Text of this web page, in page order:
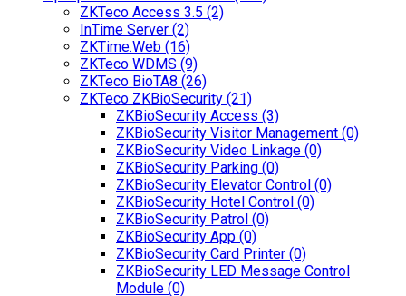
ZKTeco Access 3.5 (2)
InTime Server (2)
ZKTime.Web (16)
ZKTeco WDMS (9)
ZKTeco BioTA8 (26)
ZKTeco ZKBioSecurity (21)
ZKBioSecurity Access (3)
ZKBioSecurity Visitor Management (0)
ZKBioSecurity Video Linkage (0)
ZKBioSecurity Parking (0)
ZKBioSecurity Elevator Control (0)
ZKBioSecurity Hotel Control (0)
ZKBioSecurity Patrol (0)
ZKBioSecurity App (0)
ZKBioSecurity Card Printer (0)
ZKBioSecurity LED Message Control
Module (0)